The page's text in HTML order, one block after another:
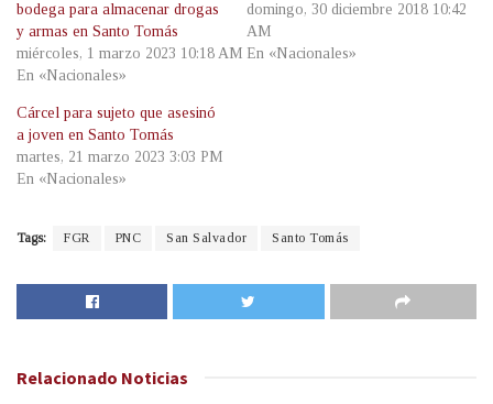
bodega para almacenar drogas
y armas en Santo Tomás
miércoles, 1 marzo 2023 10:18 AM
En «Nacionales»
domingo, 30 diciembre 2018 10:42
AM
En «Nacionales»
Cárcel para sujeto que asesinó
a joven en Santo Tomás
martes, 21 marzo 2023 3:03 PM
En «Nacionales»
Tags: FGR PNC San Salvador Santo Tomás
Relacionado Noticias